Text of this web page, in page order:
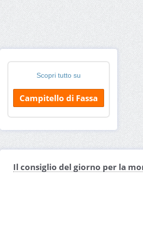
Scopri tutto su
Campitello di Fassa
Il consiglio del giorno per la